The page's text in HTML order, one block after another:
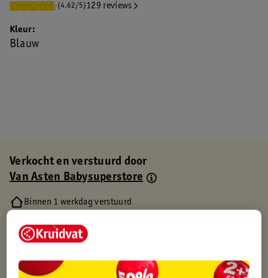
(4.62/5)129 reviews
Kleur
Blauw
Verkocht en verstuurd door
Van Asten Babysuperstore
Binnen 1 werkdag verstuurd
Gratis retourneren via verkooppartner.
Gratis punten met je Kruidvat kaart